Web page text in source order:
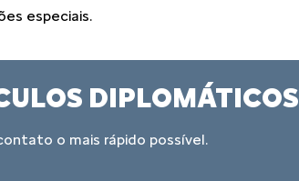
especiais.
DIPLOMÁTICOS
o mais rápido possível.